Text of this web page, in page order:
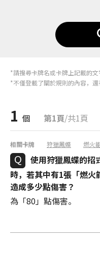
*請搜尋卡牌名或卡牌上記載的文
*不僅登載了關於規則的內容，還
1 個 第1頁/共1頁
相關卡牌 狩獵鳳蝶 燃火
使用狩獵鳳蝶的招
時，若其中有1張「燃
造成多少點傷害？
為「80」點傷害。